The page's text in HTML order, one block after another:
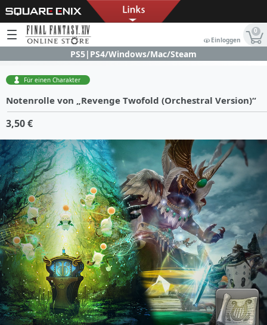
Einloggen
0
PS5|PS4/Windows/Mac/Steam
Für einen Charakter
Notenrolle von „Revenge Twofold (Orchestral Version)“
3,50 €